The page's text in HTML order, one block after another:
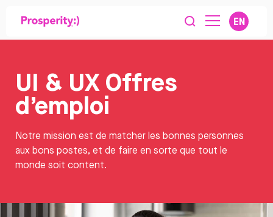
EN
UI & UX Offres
d’emploi
Notre mission est de matcher les bonnes personnes
aux bons postes, et de faire en sorte que tout le
monde soit content.